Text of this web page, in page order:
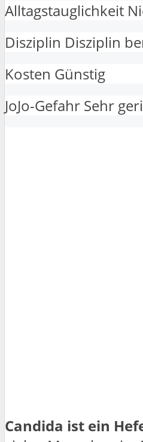
Alltagstauglichkeit
Disziplin Disziplin
Kosten Günstig
JoJo-Gefahr Sehr
Candida ist ein